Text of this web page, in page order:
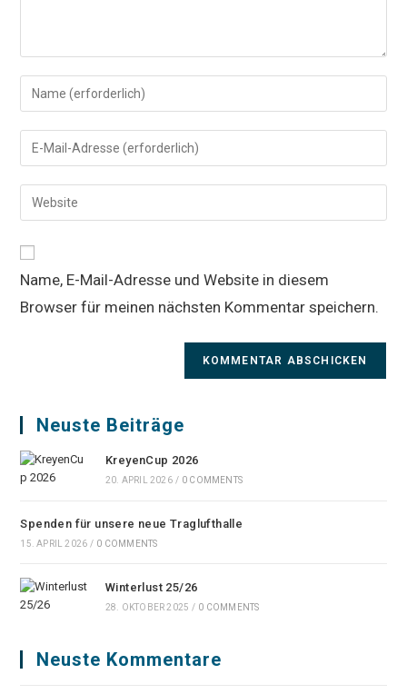
Gib
deinen
Namen
oder
zum
Kommentieren
ein
Gib
deine
E-
Mail-
Kommentieren
ein
Gib
deine
URL
ein
(optional)
Name, E-Mail-Adresse und Website in diesem
Browser für meinen nächsten Kommentar speichern.
Neuste Beiträge
KreyenCup 2026
20. APRIL 2026 / 0 COMMENTS
Spenden für unsere neue Traglufthalle
15. APRIL 2026 / 0 COMMENTS
Winterlust 25/26
28. OKTOBER 2025 / 0 COMMENTS
Neuste Kommentare